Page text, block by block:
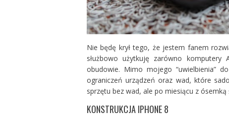
Nie będę krył tego, że jestem fanem
służbowo użytkuję zarówno
obudowie. Mimo mojego “uwielbienia”
ograniczeń urządzeń oraz wad, które
sprzętu bez wad, ale po miesiącu z
KONSTRUKCJA IPHONE 8